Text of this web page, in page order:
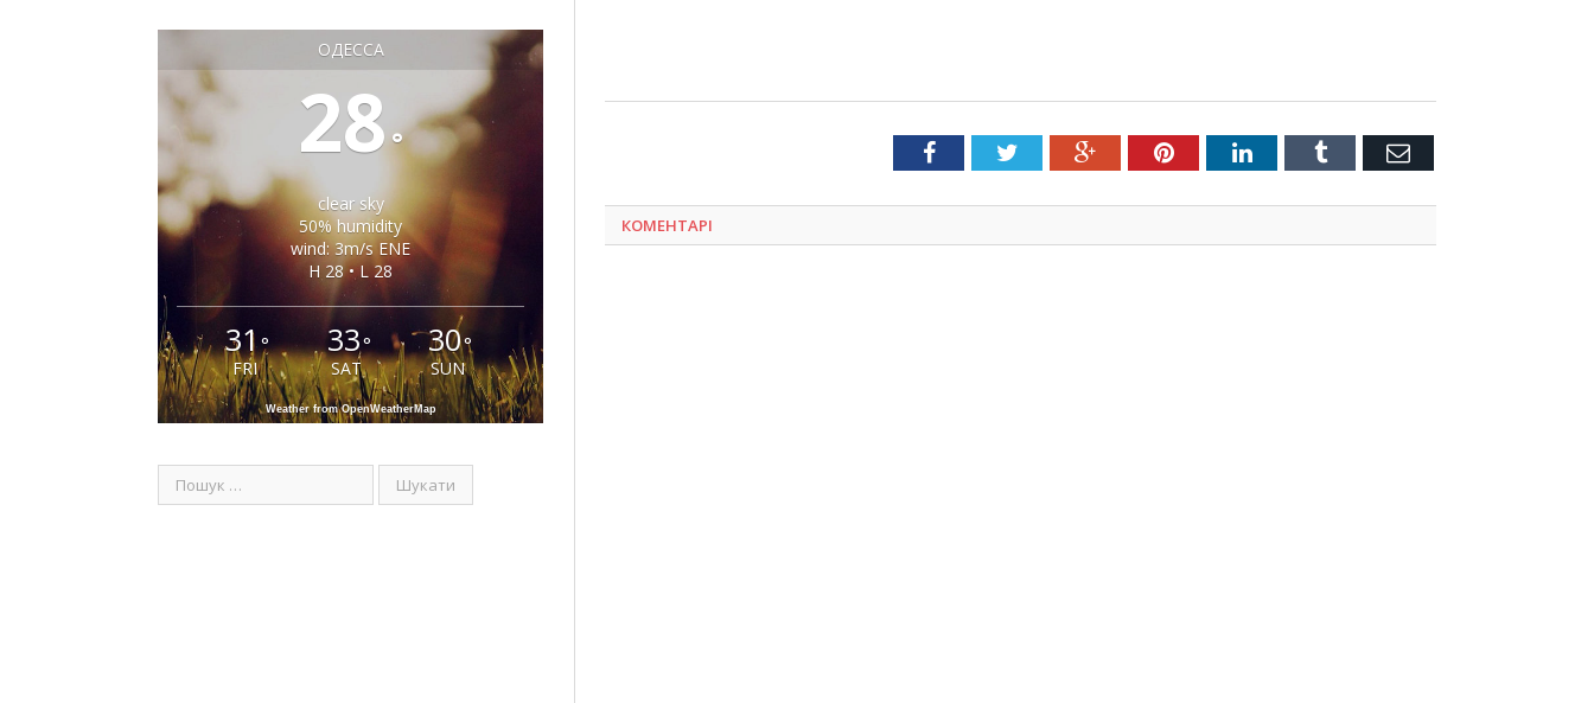
ОДЕССА
28°
clear sky
50% humidity
wind: 3m/s ENE
H 28 • L 28
31°
FRI
33°
SAT
30°
SUN
Weather from OpenWeatherMap
FacebookTwitter Google+PinterestLinkedInTumblr Емейл
КОМЕНТАРІ